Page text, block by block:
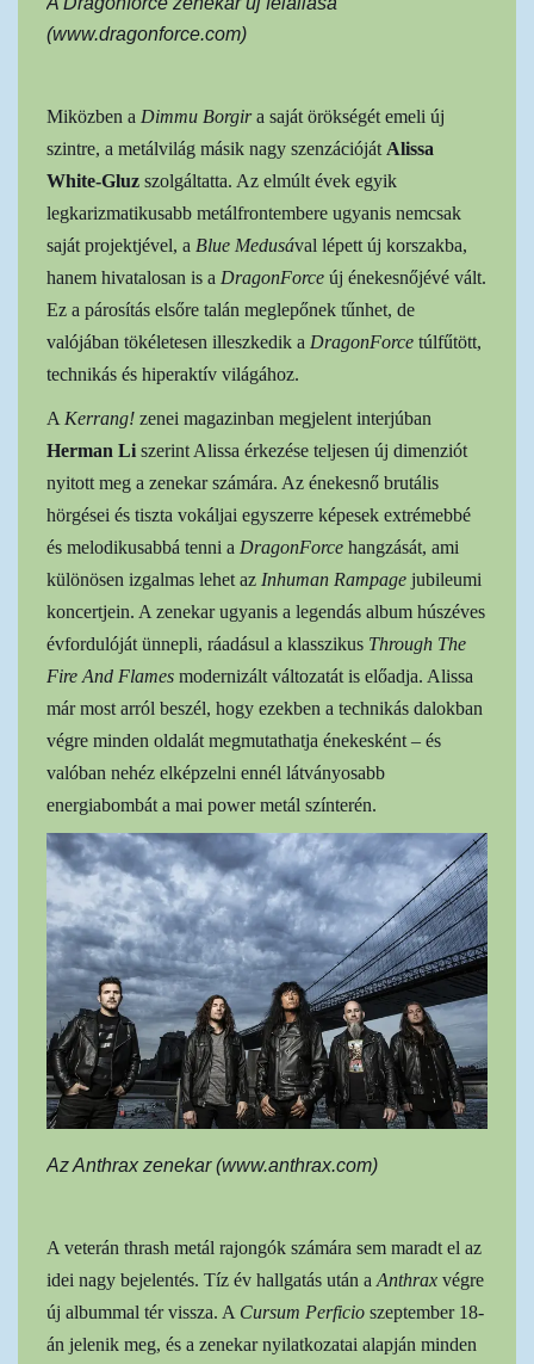
(www.dragonforce.com)
Miközben a Dimmu Borgira saját örökségét emeli új
szintre, a metálvilág másik nagy szenzációjátAlissa
White-Gluz szolgáltatta. Az elmúlt évek egyik
legkarizmatikusabb metálfrontembere ugyanis nemcsak
saját projektjével, a Blue Medusával lépett új korszakba,
hanem hivatalosan is a DragonForce új énekesnőjévé vált.
Ez a párosítás elsőre talán meglepőnek tűnhet, de
valójában tökéletesen illeszkedik a DragonForce túlfűtött,
technikás és hiperaktív világához.
AKerrang! zenei magazinban megjelent interjúban
Herman Li szerint Alissa érkezése teljesen új dimenziót
nyitott meg a zenekar számára. Az énekesnő brutális
hörgései és tiszta vokáljai egyszerre képesek extrémebbé
és melodikusabbá tenni a DragonForce hangzását, ami
különösen izgalmas lehet az Inhuman Rampage jubileumi
koncertjein. A zenekar ugyanis a legendás album húszéves
évfordulóját ünnepli, ráadásul a klasszikus Through The
Fire And Flames modernizált változatát is előadja. Alissa
már most arról beszél, hogy ezekben a technikás dalokban
végre minden oldalát megmutathatja énekesként – és
valóban nehéz elképzelni ennél látványosabb
energiabombát a mai power metál színterén.
Az Anthrax zenekar (www.anthrax.com)
A veterán thrash metál rajongók számára sem maradt el az
idei nagy bejelentés. Tíz év hallgatás után a Anthrax végre
új albummal tér vissza. A Cursum Perficio szeptember 18-
án jelenik meg, és a zenekar nyilatkozatai alapján minden